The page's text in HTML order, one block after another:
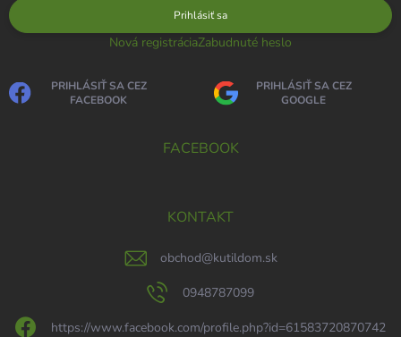
Prihlásiť sa
Nová registráciaZabudnuté heslo
PRIHLÁSIŤ SA CEZ
FACEBOOK
PRIHLÁSIŤ SA CEZ
GOOGLE
FACEBOOK
KONTAKT
obchod@kutildom.sk
0948787099
https://www.facebook.com/profile.php?id=61583720870742